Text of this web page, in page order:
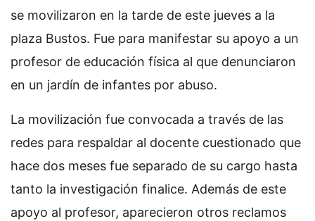
se movilizaron en la tarde de este jueves a la
plaza Bustos. Fue para manifestar su apoyo a un
profesor de educación física al que denunciaron
en un jardín de infantes por abuso.
La movilización fue convocada a través de las
redes para respaldar al docente cuestionado que
hace dos meses fue separado de su cargo hasta
tanto la investigación finalice. Además de este
apoyo al profesor, aparecieron otros reclamos